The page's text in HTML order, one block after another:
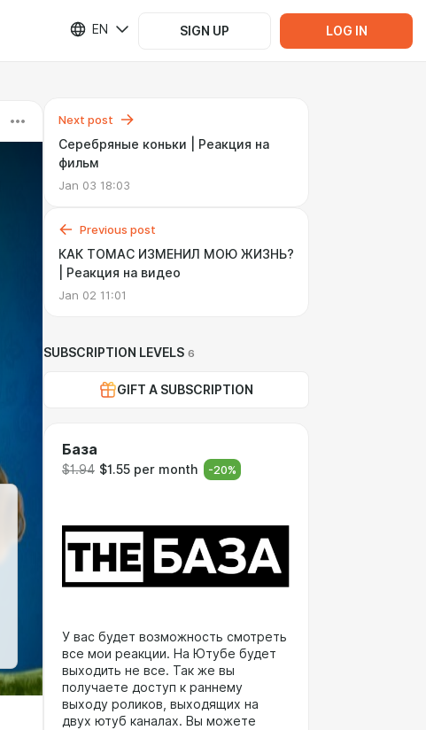
EN SIGN UP LOG IN
Next post
Серебряные коньки | Реакция на
фильм
Jan 03 18:03
Previous post
КАК ТОМАС ИЗМЕНИЛ МОЮ ЖИЗНЬ?
| Реакция на видео
Jan 02 11:01
SUBSCRIPTION LEVELS 6
GIFT A SUBSCRIPTION
База
$1.94 $1.55 per month -20%
У вас будет возможность смотреть
все мои реакции. На Ютубе будет
выходить не все. Так же вы
получаете доступ к раннему
выходу роликов, выходящих на
двух ютуб каналах. Вы можете